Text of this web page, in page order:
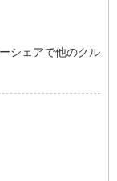
シェアで他のクル